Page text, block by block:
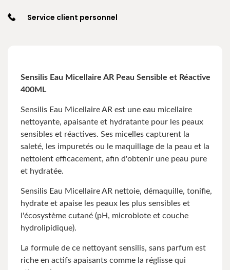
Service client personnel
Sensilis Eau Micellaire AR Peau Sensible et Réactive
400ML
Sensilis Eau Micellaire AR est une eau micellaire
nettoyante, apaisante et hydratante pour les peaux
sensibles et réactives. Ses micelles capturent la
saleté, les impuretés ou le maquillage de la peau et la
nettoient efficacement, afin d'obtenir une peau pure
et hydratée.
Sensilis Eau Micellaire AR nettoie, démaquille, tonifie,
hydrate et apaise les peaux les plus sensibles et
l'écosystème cutané (pH, microbiote et couche
hydrolipidique).
La formule de ce nettoyant sensilis, sans parfum est
riche en actifs apaisants comme la réglisse qui